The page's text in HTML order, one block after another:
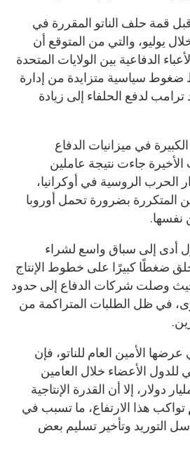
قمة حلف الناتو المقررة في
يوليو، والتي من المتوقع أن
الدفاعية بين الولايات المتحدة
ضغوط سياسية متزايدة من إدارة
ترامب لدفع الحلفاء إلى زيادة
في ميزانيات الدفاع
الأخيرة جاءت نتيجة عاملين
الحرب الروسية في أوكرانيا،
المتكررة بضرورة تحمل أوروبا
نفسها.
أدى إلى سباق واسع لشراء
خلق ضغطًا كبيرًا على خطوط الإنتاج
حيث وصلت شركات الدفاع إلى حدود
في ظل الطلبات المتراكمة من
الأمين العام للناتو، فإن
للدول الأعضاء خلال العامين
بلغ نحو 250 مليار دولار، إلا أن القدرة الإنتاجية
هذا الارتفاع، ما تسبب في
التوريد وتأخير تسليم بعض